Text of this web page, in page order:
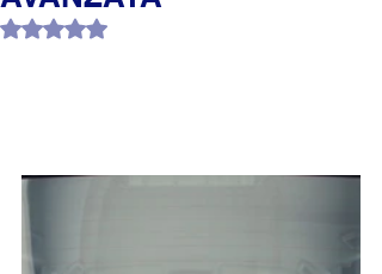
Valutazione NaN stelle su 5.